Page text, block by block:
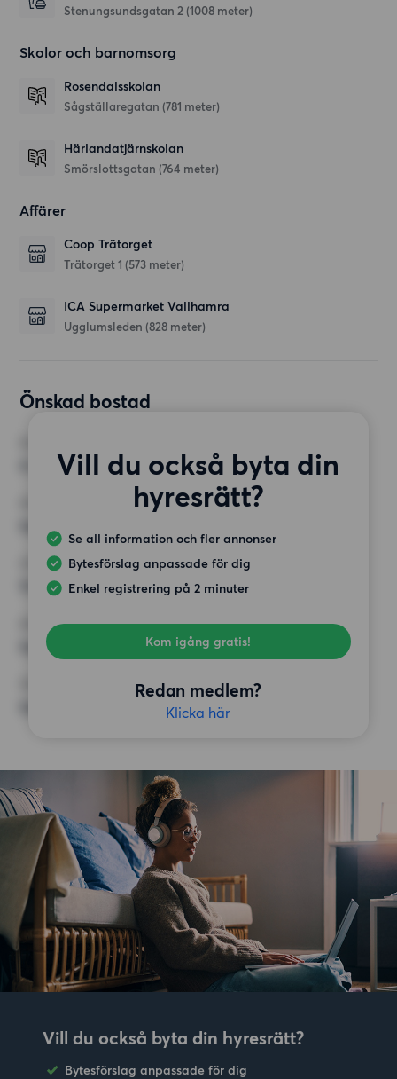
Stenungsundsgatan 2 (1008 meter)
Skolor och barnomsorg
Rosendalsskolan
Sågställaregatan (781 meter)
Härlandatjärnskolan
Smörslottsgatan (764 meter)
Affärer
Coop Trätorget
Trätorget 1 (573 meter)
ICA Supermarket Vallhamra
Ugglumsleden (828 meter)
Önskad bostad
Vill du också byta din
hyresrätt?
Se all information och fler annonser
Bytesförslag anpassade för dig
Enkel registrering på 2 minuter
Kom igång gratis!
Redan medlem?
Klicka här
MINST ANTAL KVADRATMETER
HÖGSTA HYRA
13 000 kr
Inga speciella krav
ÖVRIGA PREFERENSER
Inga speciella preferenser
Vill du också byta din hyresrätt?
Bytesförslag anpassade för dig